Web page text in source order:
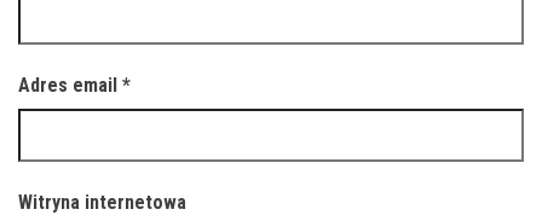
Adres email *
Witryna internetowa